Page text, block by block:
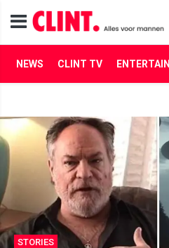
NEWS CLINT TV
STORIES